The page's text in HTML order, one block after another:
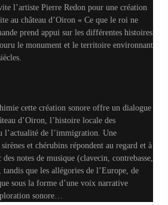
l’artiste Pierre Redon pour une création
au château d’Oiron « Ce que le roi ne
prend appui sur les différentes histoires
le monument et le territoire environnant
cette création sonore offre un dialogue
d’Oiron, l’histoire locale des
l’actualité de l’immigration. Une
et chérubins répondent au regard et à
notes de musique (clavecin, contrebasse,
que les allégories de l’Europe, de
sous la forme d’une voix narrative
sonore…